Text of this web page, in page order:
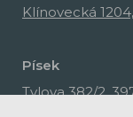
Klínovecká
Písek
Tylova 382/2,